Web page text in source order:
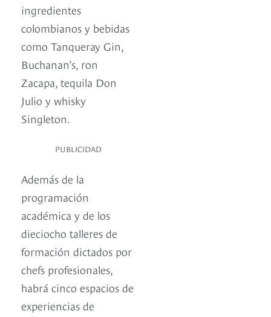
ingredientes
colombianos y bebidas
como Tanqueray Gin,
Buchanan’s, ron
Zacapa, tequila Don
Julio y whisky
Singleton.
PUBLICIDAD
Además de la
programación
académica y de los
dieciocho talleres de
formación dictados por
chefs profesionales,
habrá cinco espacios de
experiencias de